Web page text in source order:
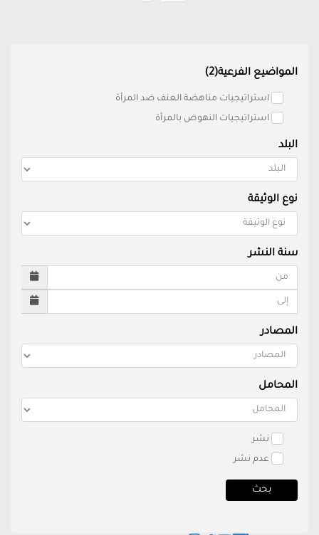
المواضيع الفرعية(2)
استراتيجيات مناهضة العنف ضد المرأة
استراتيجيات النهوض بالمرأة
البلد
نوع الوثيقة
سنة النشر
المصادر
المحامل
نشر
عدم نشر
بحث